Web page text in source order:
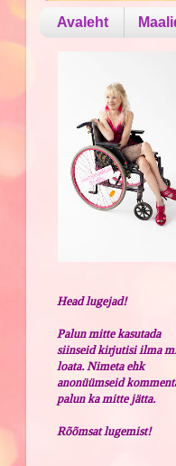
Avaleht
Head lugejad!
Palun mitte kasutada
siinseid kirjutisi ilma
loata. Nimeta ehk
anonüümseid
palun ka mitte jätta.
Rõõmsat lugemist!